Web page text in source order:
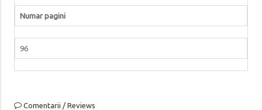
Numar pagini
96
Comentarii / Reviews